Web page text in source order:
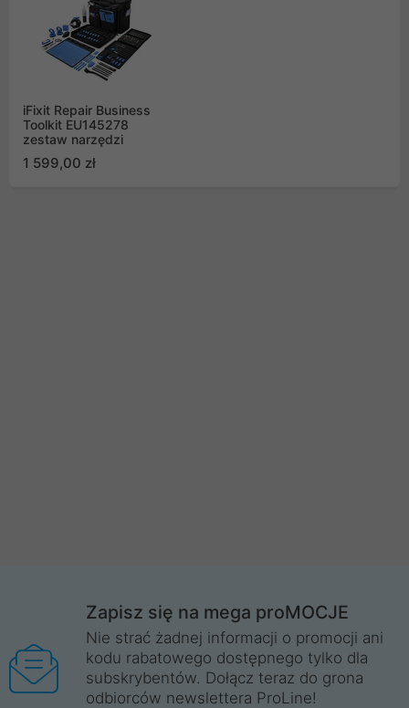
iFixit Repair Business
Toolkit EU145278
zestaw narzędzi
1 599,00 zł
Zapisz się na mega proMOCJE
Nie strać żadnej informacji o promocji ani
kodu rabatowego dostępnego tylko dla
subskrybentów. Dołącz teraz do grona
odbiorców newslettera ProLine!